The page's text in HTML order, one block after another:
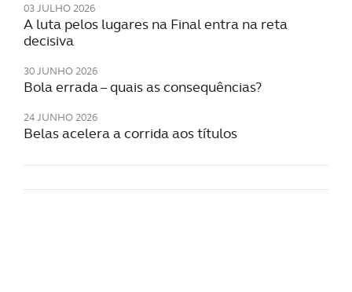
03 JULHO 2026
A luta pelos lugares na Final entra na reta
decisiva
30 JUNHO 2026
Bola errada – quais as consequências?
24 JUNHO 2026
Belas acelera a corrida aos títulos